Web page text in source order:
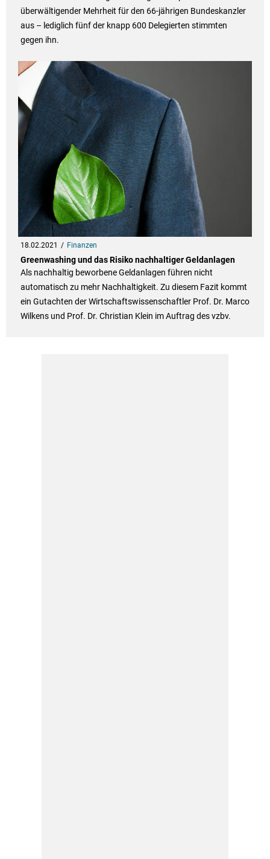
überwältigender Mehrheit für den 66-jährigen Bundeskanzler
aus – lediglich fünf der knapp 600 Delegierten stimmten
gegen ihn.
18.02.2021 Finanzen
Greenwashing und das Risiko nachhaltiger Geldanlagen
Als nachhaltig beworbene Geldanlagen führen nicht
automatisch zu mehr Nachhaltigkeit. Zu diesem Fazit kommt
ein Gutachten der Wirtschaftswissenschaftler Prof. Dr. Marco
Wilkens und Prof. Dr. Christian Klein im Auftrag des vzbv.